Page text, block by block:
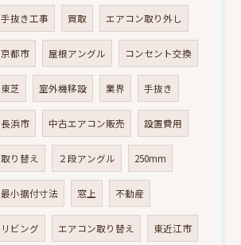
手抜き工事 買取 エアコン取り外し
京都市 屋根アングル コンセント交換
東芝 室外機移設 業界 手抜き
長浜市 中古エアコン販売 設置費用
取り替え ２段アングル 250mm
最小据付寸法 窓上 不動産
リビング エアコン取り替え 東近江市